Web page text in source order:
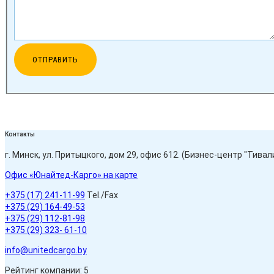
Контакты
г. Минск, ул. Притыцкого, дом 29, офис 612. (Бизнес-центр
Офис «Юнайтед-Карго» на карте
+375 (17) 241-11-99 Tel./Fax
+375 (29) 164-49-53
+375 (29) 112-81-98
+375 (29) 323- 61-10
info@unitedcargo.by
Рейтинг компании: 5